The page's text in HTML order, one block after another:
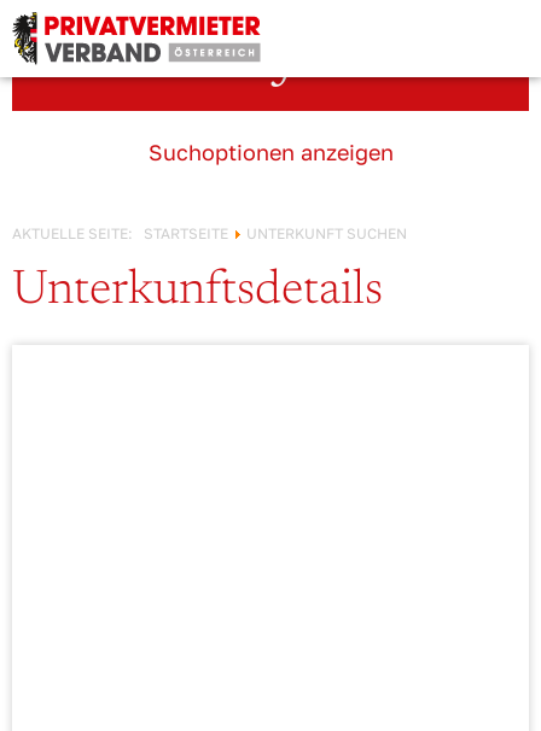
Unterkunft suchen
Suchoptionen anzeigen
AKTUELLE SEITE: STARTSEITE UNTERKUNFT SUCHEN
Unterkunftsdetails